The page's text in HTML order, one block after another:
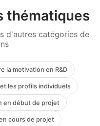
thématiques
d'autres catégories de
la motivation en R&D
les profils individuels
en début de projet
cours de projet